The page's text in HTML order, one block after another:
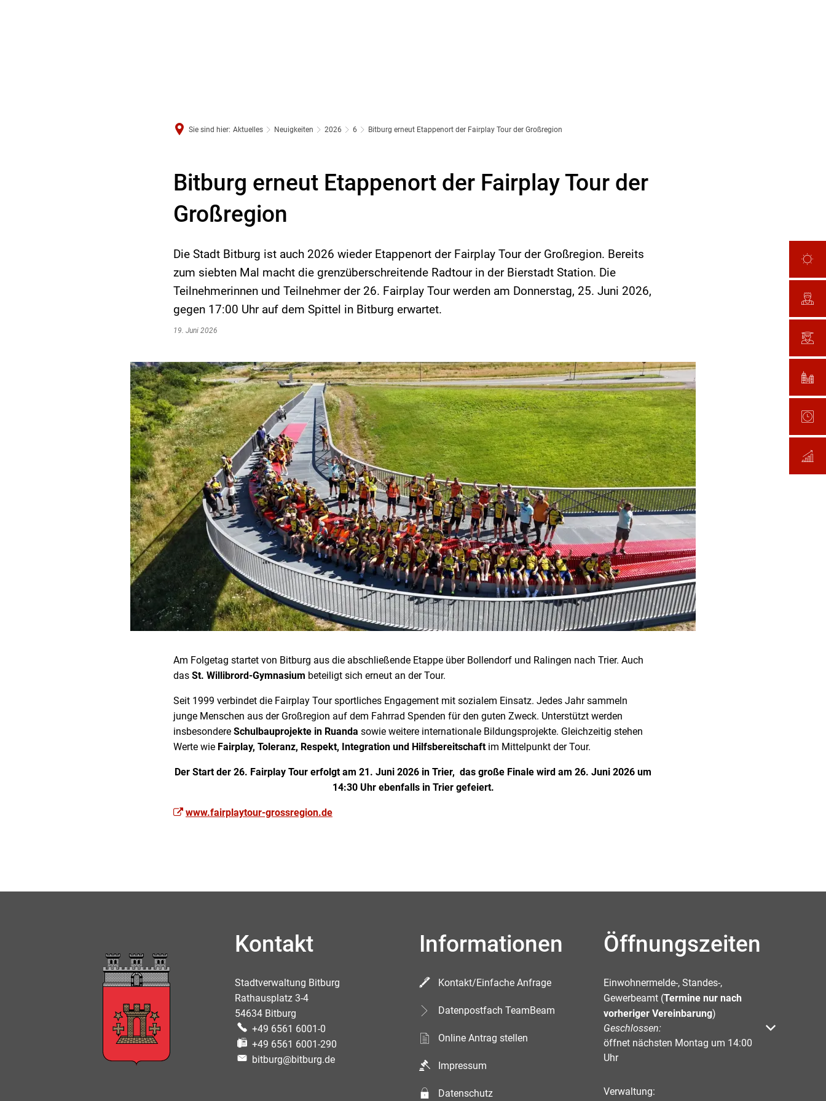
Sie sind hier: Aktuelles Neuigkeiten 2026 6 Bitburg erneut Etappenort der Fairplay Tour der Großregion
Bitburg erneut Etappenort der Fairplay Tour der
Großregion
Die Stadt Bitburg ist auch 2026 wieder Etappenort der Fairplay Tour der Großregion. Bereits
zum siebten Mal macht die grenzüberschreitende Radtour in der Bierstadt Station. Die
Teilnehmerinnen und Teilnehmer der 26. Fairplay Tour werden am Donnerstag, 25. Juni 2026,
gegen 17:00 Uhr auf dem Spittel in Bitburg erwartet.
19. Juni 2026
Am Folgetag startet von Bitburg aus die abschließende Etappe über Bollendorf und Ralingen nach Trier. Auch
das St. Willibrord-Gymnasium beteiligt sich erneut an der Tour.
Seit 1999 verbindet die Fairplay Tour sportliches Engagement mit sozialem Einsatz. Jedes Jahr sammeln
junge Menschen aus der Großregion auf dem Fahrrad Spenden für den guten Zweck. Unterstützt werden
insbesondere Schulbauprojekte in Ruanda sowie weitere internationale Bildungsprojekte. Gleichzeitig stehen
Werte wie Fairplay, Toleranz, Respekt, Integration und Hilfsbereitschaftim Mittelpunkt der Tour.
Der Start der 26. Fairplay Tour erfolgt am 21. Juni 2026 in Trier, das große Finale wird am 26. Juni 2026 um
14:30 Uhr ebenfalls in Trier gefeiert.
www.fairplaytour-grossregion.de
Kontakt
Stadtverwaltung Bitburg
Rathausplatz 3-4
54634 Bitburg
+49 6561 6001-0
+49 6561 6001-290
bitburg@bitburg.de
Informationen
Kontakt/Einfache Anfrage
Datenpostfach TeamBeam
Online Antrag stellen
Impressum
Datenschutz
Öffnungszeiten
Einwohnermelde-, Standes-,
Gewerbeamt (Termine nur nach
vorheriger Vereinbarung)
Klicken, um weitere Öffnungs- oder Schließzeiten
Geschlossen:
öffnet nächsten Montag um 14:00
Uhr
Verwaltung: